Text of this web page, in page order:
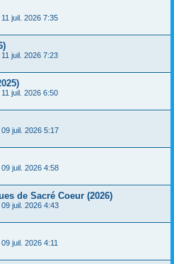
11 juil. 2026 7:35
11 juil. 2026 7:23
11 juil. 2026 6:50
09 juil. 2026 5:17
09 juil. 2026 4:58
de Sacré Coeur (2026)
09 juil. 2026 4:43
09 juil. 2026 4:11